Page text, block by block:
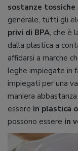
sostanze tossiche
generale, tutti gli
privi di BPA, che è
dalla plastica a
affidarsi a marche
leghe impiegate in
impiegati per una
maniera
essere in plastica
possono essere in